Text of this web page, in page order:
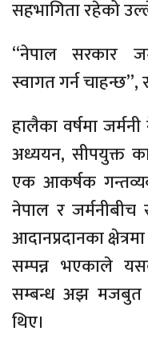
सहभागिता रहेको
“नेपाल सरकार
स्वागत गर्न चाहन्छ”,
हालैका वर्षमा
अध्ययन, सीपयुक्त
एक आकर्षक
नेपाल र जर्मनीबीच
आदानप्रदानका
सम्पन्न भएकाले
सम्बन्ध अझ मजबुत
थिए।